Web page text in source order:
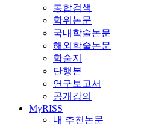
통합검색
학위논문
국내학술논문
해외학술논문
학술지
단행본
연구보고서
공개강의
MyRISS
내 추천논문